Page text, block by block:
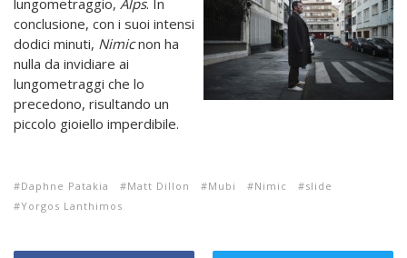
conclusione, con i suoi intensi
dodici minuti, Nimicnon ha
nulla da invidiare ai
lungometraggi che lo
precedono, risultando un
piccolo gioiello imperdibile.
Daphne Patakia Matt Dillon Mubi Nimic
slide
Yorgos Lanthimos